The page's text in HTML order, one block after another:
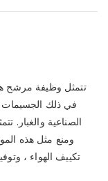
تتمثل وظيفة مرشح
في ذلك الجسيمات
الصناعية والغبار.
ومنع مثل هذه
تكييف الهواء ،